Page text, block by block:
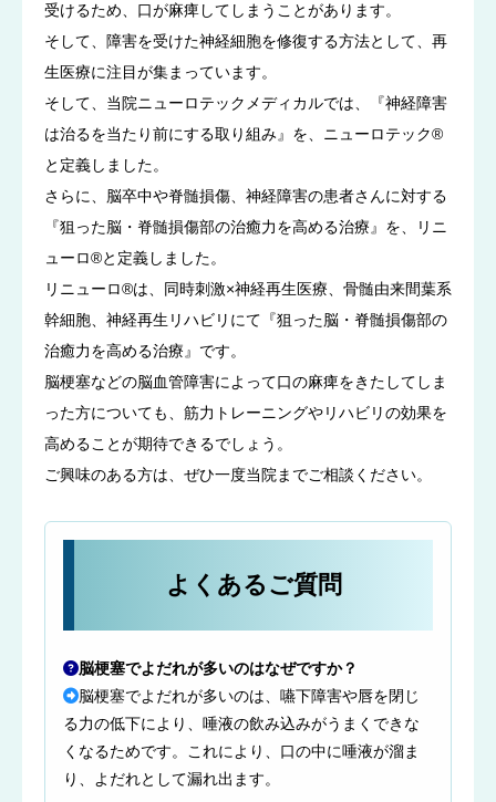
受けるため、口が麻痺してしまうことがあります。
そして、障害を受けた神経細胞を修復する方法として、再
生医療に注目が集まっています。
そして、当院ニューロテックメディカルでは、『神経障害
は治るを当たり前にする取り組み』を、ニューロテック®
と定義しました。
さらに、脳卒中や脊髄損傷、神経障害の患者さんに対する
『狙った脳・脊髄損傷部の治癒力を高める治療』を、リニ
ューロ®と定義しました。
リニューロ®は、同時刺激×神経再生医療、骨髄由来間葉系
幹細胞、神経再生リハビリにて『狙った脳・脊髄損傷部の
治癒力を高める治療』です。
脳梗塞などの脳血管障害によって口の麻痺をきたしてしま
った方についても、筋力トレーニングやリハビリの効果を
高めることが期待できるでしょう。
ご興味のある方は、ぜひ一度当院までご相談ください。
よくあるご質問
脳梗塞でよだれが多いのはなぜですか？
脳梗塞でよだれが多いのは、嚥下障害や唇を閉じ
る力の低下により、唾液の飲み込みがうまくできな
くなるためです。これにより、口の中に唾液が溜ま
り、よだれとして漏れ出ます。